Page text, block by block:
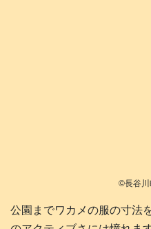
©長谷川
公園までワカメの服の寸法